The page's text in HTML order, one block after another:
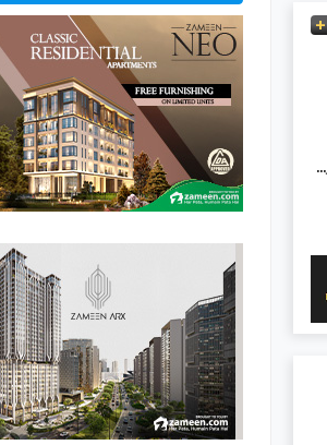
بحریہ ٹاؤن رفیع بلاک بحریہ ٹاؤن سیکٹر ای,بحریہ ٹاؤن,لاہور میں 3 کمروں کا 5 مرلہ مکان 75.0 ہزار میں کرایہ پر دستیاب ہے۔